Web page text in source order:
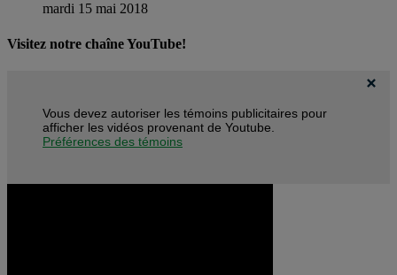
mardi 15 mai 2018
Visitez notre chaîne YouTube!
Vous devez autoriser les témoins publicitaires pour
afficher les vidéos provenant de Youtube.
Préférences des témoins